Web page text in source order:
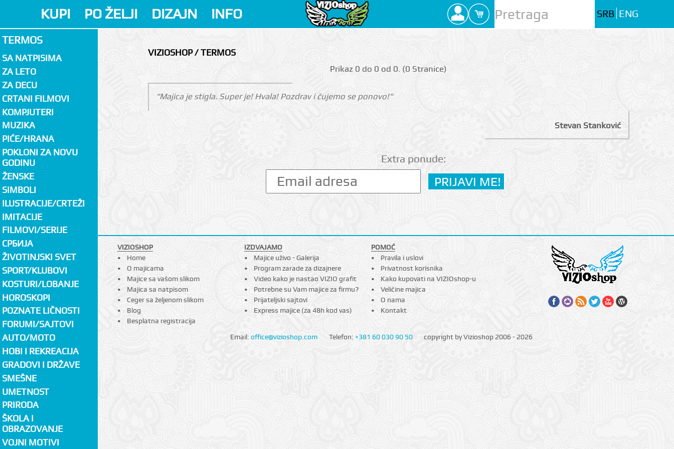
KUPI PO ŽELJI DIZAJN INFO SRB ENG
TERMOS
SA NATPISIMA
ZA LETO
ZA DECU
CRTANI FILMOVI
KOMPJUTERI
MUZIKA
PIĆE/HRANA
POKLONI ZA NOVU
GODINU
ŽENSKE
SIMBOLI
ILUSTRACIJE/CRTEŽI
IMITACIJE
FILMOVI/SERIJE
СРБИЈА
ŽIVOTINJSKI SVET
SPORT/KLUBOVI
KOSTURI/LOBANJE
HOROSKOPI
POZNATE LIČNOSTI
FORUMI/SAJTOVI
AUTO/MOTO
HOBI I REKREACIJA
GRADOVI I DRŽAVE
SMEŠNE
UMETNOST
PRIRODA
ŠKOLA I
OBRAZOVANJE
VOJNI MOTIVI
VIZIOSHOP / TERMOS
Prikаz 0 do 0 оd 0. (0 Strаnicе)
"Majica je stigla. Super je! Hvala! Pozdrav i čujemo se ponovo!"
Stevan Stanković
Extra ponude:
VIZIOSHOP
Home
O majicama
Majice sa vašom slikom
Majica sa natpisom
Ceger sa željenom slikom
Blog
Besplatna registracija
IZDVAJAMO
Majice uživo - Galerija
Program zarade za dizajnere
Video kako je nastao VIZIO grafit
Potrebne su Vam majice za firmu?
Prijateljski sajtovi
Express majice (za 48h kod vas)
POMOĆ
Pravila i uslovi
Privatnost korisnika
Kako kupovati na VIZIOshop-u
Veličine majica
O nama
Kontakt
Email: office@vizioshop.com Telefon: +381 60 030 90 50 copyright by Vizioshop 2006 - 2026